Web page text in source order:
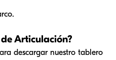
Articulación?
descargar nuestro tablero